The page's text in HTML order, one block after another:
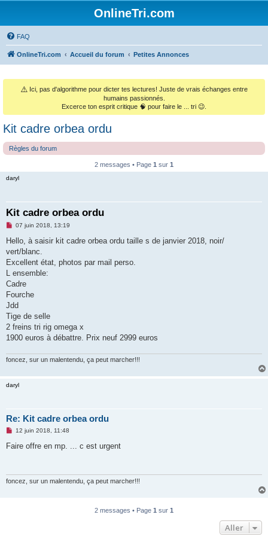
OnlineTri.com
FAQ
OnlineTri.com Accueil du forum Petites Annonces
⚠️ Ici, pas d'algorithme pour dicter tes lectures! Juste de vrais échanges entre
humains passionnés.
Excerce ton esprit critique 🧠 pour faire le ... tri 😉.
Kit cadre orbea ordu
Règles du forum
2 messages • Page 1 sur 1
daryl
Kit cadre orbea ordu
M
s
a
g
n
o
l
u
07 juin 2018, 13:19
Hello, à saisir kit cadre orbea ordu taille s de janvier 2018, noir/
vert/blanc.
Excellent état, photos par mail perso.
L ensemble:
Cadre
Fourche
Jdd
Tige de selle
2 freins tri rig omega x
1900 euros à débattre. Prix neuf 2999 euros
foncez, sur un malentendu, ça peut marcher!!!
daryl
Re: Kit cadre orbea ordu
M
s
n
12 juin 2018, 11:48
Faire offre en mp. ... c est urgent
foncez, sur un malentendu, ça peut marcher!!!
2 messages • Page 1 sur 1
Aller